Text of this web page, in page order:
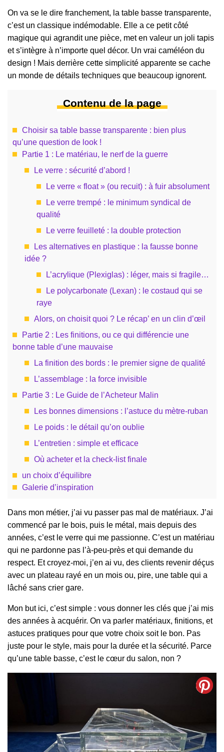
On va se le dire franchement, la table basse transparente,
c’est un classique indémodable. Elle a ce petit côté
magique qui agrandit une pièce, met en valeur un joli tapis
et s’intègre à n’importe quel décor. Un vrai caméléon du
design ! Mais derrière cette simplicité apparente se cache
un monde de détails techniques que beaucoup ignorent.
Contenu de la page
Choisir sa table basse transparente : bien plus
qu’une question de look !
Partie 1 : Le matériau, le nerf de la guerre
Le verre : sécurité d’abord !
Le verre « float » (ou recuit) : à fuir absolument
Le verre trempé : le minimum syndical de
qualité
Le verre feuilleté : la double protection
Les alternatives en plastique : la fausse bonne
idée ?
L’acrylique (Plexiglas) : léger, mais si fragile…
Le polycarbonate (Lexan) : le costaud qui se
raye
Alors, on choisit quoi ? Le récap’ en un clin d’œil
Partie 2 : Les finitions, ou ce qui différencie une
bonne table d’une mauvaise
La finition des bords : le premier signe de qualité
L’assemblage : la force invisible
Partie 3 : Le Guide de l’Acheteur Malin
Les bonnes dimensions : l’astuce du mètre-ruban
Le poids : le détail qu’on oublie
L’entretien : simple et efficace
Où acheter et la check-list finale
un choix d’équilibre
Galerie d’inspiration
Dans mon métier, j’ai vu passer pas mal de matériaux. J’ai
commencé par le bois, puis le métal, mais depuis des
années, c’est le verre qui me passionne. C’est un matériau
qui ne pardonne pas l’à-peu-près et qui demande du
respect. Et croyez-moi, j’en ai vu, des clients revenir déçus
avec un plateau rayé en un mois ou, pire, une table qui a
lâché sans crier gare.
Mon but ici, c’est simple : vous donner les clés que j’ai mis
des années à acquérir. On va parler matériaux, finitions, et
astuces pratiques pour que votre choix soit le bon. Pas
juste pour le style, mais pour la durée et la sécurité. Parce
qu’une table basse, c’est le cœur du salon, non ?